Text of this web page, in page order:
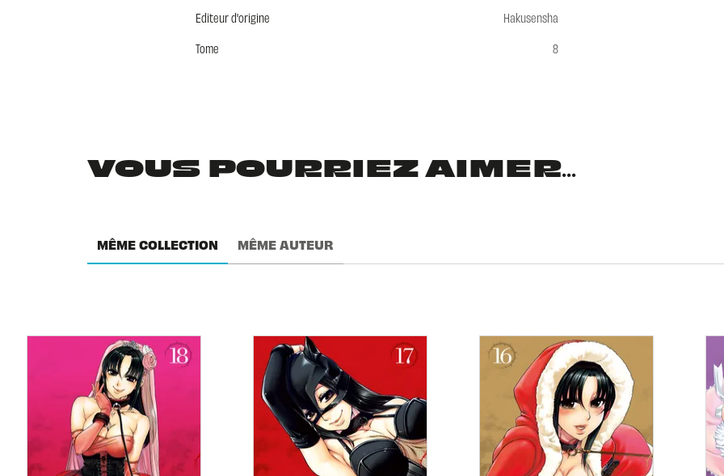
Editeur d'origine
Hakusensha
Tome
8
VOUS POURRIEZ AIMER...
MÊME COLLECTION MÊME AUTEUR